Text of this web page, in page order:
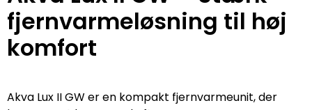
fjernvarmeløsning til høj
komfort
Akva Lux II GW er en kompakt fjernvarmeunit, der